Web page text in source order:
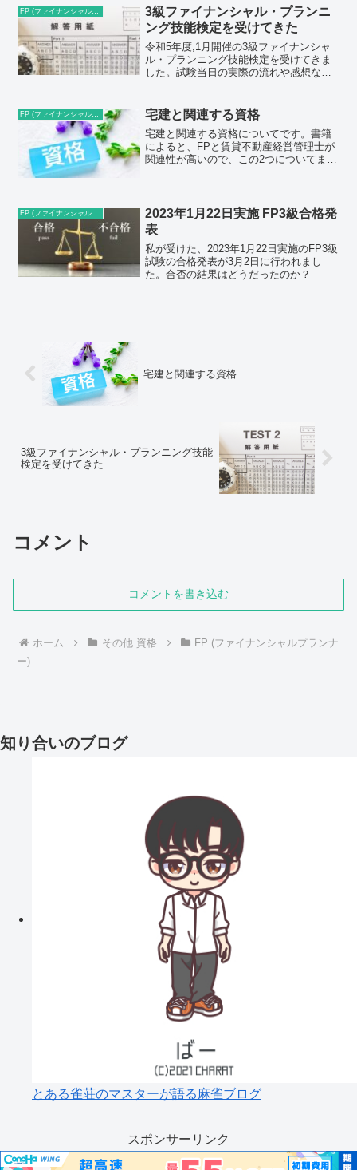
う。なぜか？その理由は2つある。まず、
1つ目は不動産業界に...
3級ファイナンシャル・プランニ
ング技能検定を受けてきた
令和5年度,1月開催の3級ファイナンシャ
ル・プランニング技能検定を受けてきま
した。試験当日の実際の流れや感想など
FP (ファイナンシャルプランナー) 宅建と関連する資格
宅建と関連する資格についてです。書籍
によると、FPと賃貸不動産経営管理士が
関連性が高いので、この2つについてまと
2023年1月22日実施 FP3級合格発
表
私が受けた、2023年1月22日実施のFP3級
試験の合格発表が3月2日に行われまし
た。合否の結果はどうだったのか？
宅建と関連する資格
3級ファイナンシャル・プランニング技能
検定を受けてきた
コメント
コメントを書き込む
ホーム その他 資格
FP (ファイナンシャルプランナ
ー)
知り合いのブログ
とある雀荘のマスターが語る麻雀ブログ
スポンサーリンク